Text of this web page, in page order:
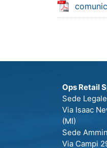
Ops Retail
Sede
Via Isaac
(MI)
Sede
Via Campi